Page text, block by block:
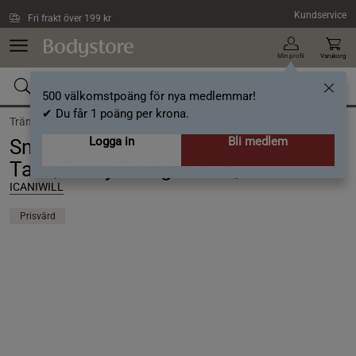
Fri frakt över 199 kr Kundservice
Min profil
500 välkomstpoäng för nya medlemmar!
✔ Du får 1 poäng per krona.
Logga in
Bli medlem
Varukorg
Träning / Träningskläder dam /Toppar & Linnen
Smooth Seamless 2-in-1 Strappy
Tank, Dusty Twilight Blue, L
ICANIWILL
Prisvärd